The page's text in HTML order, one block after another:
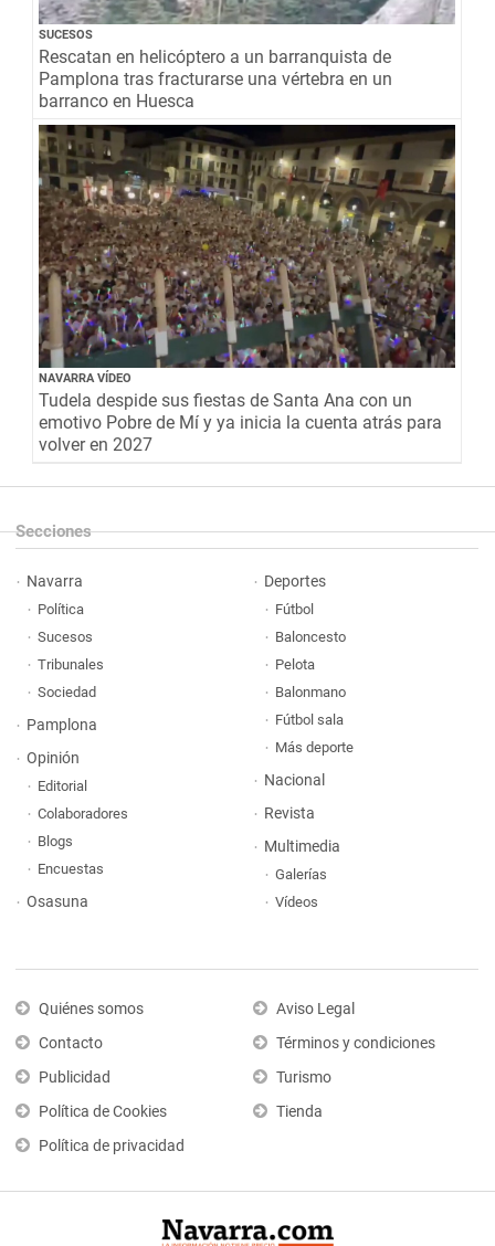
SUCESOS
Rescatan en helicóptero a un barranquista de
Pamplona tras fracturarse una vértebra en un
barranco en Huesca
NAVARRA VÍDEO
Tudela despide sus fiestas de Santa Ana con un
emotivo Pobre de Mí y ya inicia la cuenta atrás para
volver en 2027
Secciones
Navarra
Política
Sucesos
Tribunales
Sociedad
Pamplona
Opinión
Editorial
Colaboradores
Blogs
Encuestas
Osasuna
Deportes
Fútbol
Baloncesto
Pelota
Balonmano
Fútbol sala
Más deporte
Nacional
Revista
Multimedia
Galerías
Vídeos
Quiénes somos
Contacto
Publicidad
Política de Cookies
Política de privacidad
Aviso Legal
Términos y condiciones
Turismo
Tienda